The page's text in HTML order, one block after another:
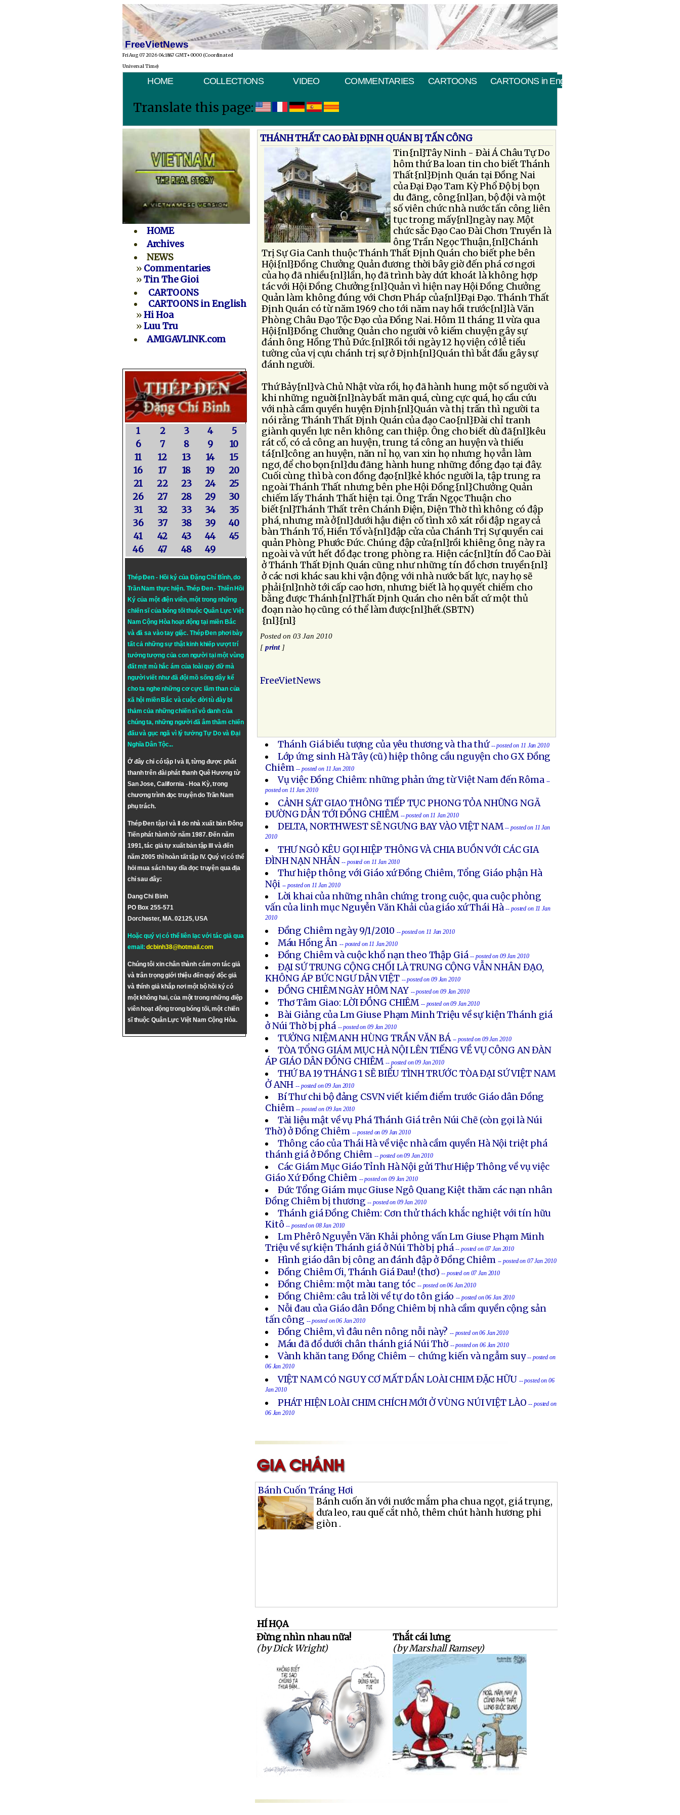
FreeVietNews
Fri Aug 07 2026 04:18:47 GMT+0000 (Coordinated
Universal Time)
HOME COLLECTIONS VIDEO COMMENTARIES CARTOONS CARTOONS in English
Translate this page:
HOME
Archives
NEWS
» Commentaries
»Tin The Gioi
CARTOONS
CARTOONS in English
»Hi Hoa
»Luu Tru
AMIGAVLINK.com
1 2 3 4
5
6
7 8 9
10
11
12 13 14
15
16
17 18 19
20
21
22 23 24
25
26
27 28 29
30
31
32 33 34
35
36
37 38 39
40
41
42 43 44
45
46
47 48 49
Thép Đen - Hồi ký của Đặng Chí Bình, do
Trần Nam thực hiện. Thép Đen- Thiên Hồi
Ký của một điện viên, một trong những
chiến sĩ của bóng tối thuộc Quân Lực Việt
Nam Cộng Hòa hoạt động tại miền Bắc
và đã sa vào tay giặc. Thép Đen phơi bày
tất cả những sự thật kinh khiếp vượt trí
tưởng tượng của con người tại một vùng
đất mịt mù hắc ám của loài quỷ dữ mà
người viết như đã đội mồ sống dậy kể
cho ta nghe những cơ cực lầm than của
xã hội miền Bắc và cuộc đời tù đày bi
thảm của những chiến sĩ vô danh của
chúng ta, những người đã âm thầm chiến
đấu và gục ngã vì lý tưởngTự DovàĐại
Nghĩa Dân Tộc...
Ở đây chỉ có tập I và II, từng được phát
thanh trên đài phát thanh Quê Hương từ
San Jose, California - Hoa Kỳ, trong
chương trình đọc truyện do Trần Nam
phụ trách.
Thép Đen tập I và II do nhà xuất bản Đông
Tiến phát hành từ năm 1987. Đến năm
1991, tác giả tự xuất bản tập III và đến
năm 2005 thì hoàn tất tập IV. Quý vị có thể
hỏi mua sách hay dĩa đọc truyện qua địa
chỉ sau đây:
Dang Chi Binh
PO Box 255-571
Dorchester, MA. 02125, USA
Hoặc quý vị có thể liên lạc với tác giả qua
email:dcbinh38@hotmail.com
Chúng tôi xin chân thành cám ơn tác giả
và trân trọng giới thiệu đến quý độc giả
và thính giả khắp nơi một bộ hồi ký có
một không hai, của một trong những điệp
viên hoạt động trong bóng tối, một chiến
sĩ thuộc Quân Lực Việt Nam Cộng Hòa.
THÁNH THẤT CAO ÐÀI ÐỊNH QUÁN BỊ TẤN CÔNG
Tin{nl}Tây Ninh - Ðài Á Châu Tự Do
hôm thứ Ba loan tin cho biết Thánh
Thất{nl}Ðịnh Quán tại Ðồng Nai
của Ðại Ðạo Tam Kỳ Phổ Ðộ bị bọn
du đãng, công{nl}an, bộ đội và một
số viên chức nhà nước tấn công liên
tục trong mấy{nl}ngày nay. Một
chức sắc Ðạo Cao Ðài Chơn Truyền là
ông Trần Ngọc Thuận,{nl}Chánh
Trị Sự Gia Canh thuộc Thánh Thất Ðịnh Quán cho biết phe bên
Hội{nl}Ðồng Chưởng Quản đương thời bây giờ đến phá cơ ngơi
của họ đã nhiều{nl}lần, họ đã trình bày dứt khoát là không hợp
tác với Hội Ðồng Chưởng{nl}Quản vì hiện nay Hội Ðồng Chưởng
Quản làm không đúng với Chơn Pháp của{nl}Ðại Ðạo. Thánh Thất
Ðịnh Quán có từ năm 1969 cho tới năm nay hồi trước{nl}là Văn
Phòng Châu Ðạo Tộc Ðạo của Ðồng Nai. Hôm 11 tháng 11 vừa qua
Hội{nl}Ðồng Chưởng Quản cho người vô kiếm chuyện gây sự
đánh ông Hồng Thủ Ðức.{nl}Rồi tới ngày 12 họ viện cớ lễ tiểu
tường của vị cựu chánh trị sự ở Ðịnh{nl}Quán thì bắt đầu gây sự
đánh người.
Thứ Bảy{nl}và Chủ Nhật vừa rồi, họ đã hành hung một số người và
khi những nguời{nl}này bất mãn quá, cùng cực quá, họ cầu cứu
với nhà cầm quyền huyện Ðịnh{nl}Quán và thị trấn thì người ta
nói rằng Thánh Thất Ðịnh Quán của đạo Cao{nl}Ðài chỉ tranh
giành quyền lực nên không can thiệp. Ông cho biết dù đã{nl}kêu
rát cổ, có cả công an huyện, trung tá công an huyện và thiếu
tá{nl}công an huyện, năn nỉ họ, van xin họ nhưng họ vẫn làm
ngơ, để cho bọn{nl}du đãng hành hung những đồng đạo tại đây.
Cuối cùng thì bà con đồng đạo{nl}kẻ khóc người la, tập trung ra
ngoài Thánh Thất nhưng bên phe Hội Ðồng{nl}Chưởng Quản
chiếm lấy Thánh Thất hiện tại. Ông Trần Ngọc Thuận cho
biết{nl}Thánh Thất trên Chánh Ðiện, Ðiện Thờ thì không có đập
phá, nhưng mà ở{nl}dưới hậu điện cố tình xô xát rồi đập ngay cả
bàn Thánh Tổ, Hiền Tổ và{nl}đập cửa của Chánh Trị Sự quyền cai
quản Phòng Phước Ðức. Chúng đập cửa{nl}rồi khiêng ông này ra
ngoài và vứt hết đồ đạc trong phòng ra. Hiện các{nl}tín đồ Cao Ðài
ở Thánh Thất Ðịnh Quán cũng như những tín đồ chơn truyền{nl}
ở các nơi khác sau khi vận động với nhà nước bất lực, nay họ sẽ
phải{nl}nhờ tới cấp cao hơn, nhưng biết là họ quyết chiếm cho
bằng được Thánh{nl}Thất Ðịnh Quán cho nên bất cứ một thủ
đoạn nào họ cũng có thể làm được{nl}hết.(SBTN)
{nl}{nl}
Posted on 03 Jan 2010
[print]
FreeVietNews
Thánh Giá biểu tượng của yêu thương và tha thứ -- posted on 11 Jan 2010
Lớp ứng sinh Hà Tây (cũ) hiệp thông cầu nguyện cho GX Đồng
Chiêm -- posted on 11 Jan 2010
Vụ việc Đồng Chiêm: những phản ứng từ Việt Nam đến Rôma --
posted on 11 Jan 2010
CẢNH SÁT GIAO THÔNG TIẾP TỤC PHONG TỎA NHỮNG NGÃ
ĐƯỜNG DẪN TỚI ĐỒNG CHIÊM -- posted on 11 Jan 2010
DELTA, NORTHWEST SẼ NGƯNG BAY VÀO VIỆT NAM -- posted on 11 Jan
2010
THƯ NGỎ KÊU GỌI HIỆP THÔNG VÀ CHIA BUỒN VỚI CÁC GIA
ĐÌNH NẠN NHÂN -- posted on 11 Jan 2010
Thư hiệp thông với Giáo xứ Đồng Chiêm, Tổng Giáo phận Hà
Nội -- posted on 11 Jan 2010
Lời khai của những nhân chứng trong cuộc, qua cuộc phỏng
vấn của linh mục Nguyễn Văn Khải của giáo xứ Thái Hà -- posted on 11 Jan
2010
Đồng Chiêm ngày 9/1/2010 -- posted on 11 Jan 2010
Máu Hồng Ân -- posted on 11 Jan 2010
Đồng Chiêm và cuộc khổ nạn theo Thập Giá-- posted on 09 Jan 2010
ĐẠI SỨ TRUNG CỘNG CHỐI LÀ TRUNG CỘNG VẪN NHÂN ĐẠO,
KHÔNG ÁP BỨC NGƯ DÂN VIỆT -- posted on 09 Jan 2010
ÐỒNG CHIÊM NGÀY HÔM NAY -- posted on 09 Jan 2010
Thơ Tâm Giao: LỜI ĐỒNG CHIÊM -- posted on 09 Jan 2010
Bài Giảng của Lm Giuse Phạm Minh Triệu về sự kiện Thánh giá
ở Núi Thờ bị phá -- posted on 09 Jan 2010
TƯỞNG NIỆM ANH HÙNG TRẦN VĂN BÁ -- posted on 09 Jan 2010
TÒA TỔNG GIÁM MỤC HÀ NỘI LÊN TIẾNG VỀ VỤ CÔNG AN ĐÀN
ÁP GIÁO DÂN ĐỒNG CHIÊM -- posted on 09 Jan 2010
THỨ BA 19 THÁNG 1 SẼ BIỂU TÌNH TRƯỚC TÒA ĐẠI SỨ VIỆT NAM
Ở ANH -- posted on 09 Jan 2010
Bí Thư chi bộ đảng CSVN viết kiểm điểm trước Giáo dân Ðồng
Chiêm -- posted on 09 Jan 2010
Tài liệu mật về vụ Phá Thánh Giá trên Núi Chẽ (còn gọi là Núi
Thờ) ở Ðồng Chiêm -- posted on 09 Jan 2010
Thông cáo của Thái Hà về việc nhà cầm quyền Hà Nội triệt phá
thánh giá ở Ðồng Chiêm -- posted on 09 Jan 2010
Các Giám Mục Giáo Tỉnh Hà Nội gửi Thư Hiệp Thông về vụ việc
Giáo Xứ Ðồng Chiêm -- posted on 09 Jan 2010
Ðức Tổng Giám mục Giuse Ngô Quang Kiệt thăm các nạn nhân
Ðồng Chiêm bị thương-- posted on 09 Jan 2010
Thánh giá Đồng Chiêm: Cơn thử thách khắc nghiệt với tín hữu
Kitô-- posted on 08 Jan 2010
Lm Phêrô Nguyễn Văn Khải phỏng vấn Lm Giuse Phạm Minh
Triệu về sự kiện Thánh giá ở Núi Thờ bị phá -- posted on 07 Jan 2010
Hình giáo dân bị công an đánh đập ở Ðồng Chiêm -- posted on 07 Jan 2010
Ðồng Chiêm Ơi, Thánh Giá Ðau! (thơ) -- posted on 07 Jan 2010
Đồng Chiêm: một màu tang tóc -- posted on 06 Jan 2010
Đồng Chiêm: câu trả lời về tự do tôn giáo -- posted on 06 Jan 2010
Nỗi đau của Giáo dân Ðồng Chiêm bị nhà cầm quyền cộng sản
tấn công -- posted on 06 Jan 2010
Đồng Chiêm, vì đâu nên nông nỗi này? -- posted on 06 Jan 2010
Máu đã đổ dưới chân thánh giá Núi Thờ -- posted on 06 Jan 2010
Vành khăn tang Đồng Chiêm – chứng kiến và ngẫm suy-- posted on
06 Jan 2010
VIỆT NAM CÓ NGUY CƠ MẤT DẦN LOÀI CHIM ĐẶC HỮU -- posted on 06
Jan 2010
PHÁT HIỆN LOÀI CHIM CHÍCH MỚI Ở VÙNG NÚI VIỆT LÀO -- posted on
06 Jan 2010
Bánh Cuốn Tráng Hơi
Bánh cuốn ăn với nước mắm pha chua ngọt, giá trụng,
dưa leo, rau quế cắt nhỏ, thêm chút hành hương phi
giòn .
HÍ HỌA
Đừng nhìn nhau nữa!
(by Dick Wright)
Thắt cái lưng
(by Marshall Ramsey)